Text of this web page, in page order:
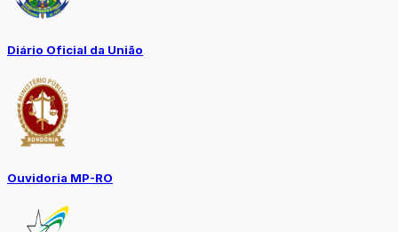
Diário Oficial da União
Ouvidoria MP-RO